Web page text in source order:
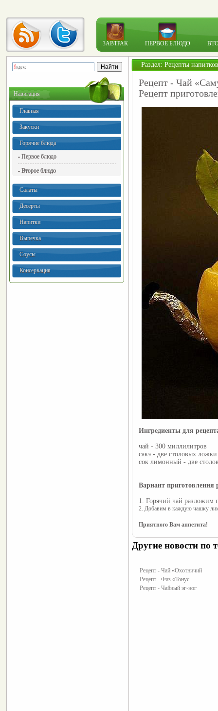
ЗАВТРАК ПЕРВОЕ БЛЮДО
Навигация
Главная
Закуски
Горячие блюда
- Первое блюдо
- Второе блюдо
Салаты
Десерты
Напитки
Выпечка
Соусы
Консервация
Раздел: Рецепты напитков
Рецепт - Чай
Рецепт
Ингредиенты для
чай - 300 миллилитров
сакэ - две столовых ложки
сок лимонный - две
Вариант приготовления
1. Горячий чай разложим
2. Добавим в каждую чашку
Приятного Вам аппетита!
Другие новости по
Рецепт - Чай «Охотничий
Рецепт - Физ «Тонус
Рецепт - Чайный эг-ног